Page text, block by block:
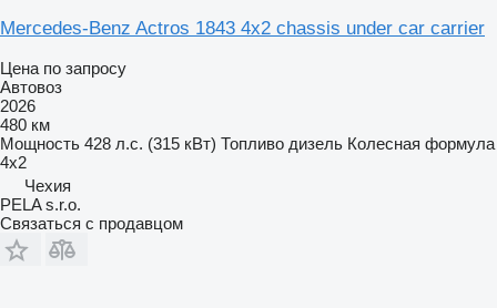
Mercedes-Benz Actros 1843 4x2 chassis under car carrier
Цена по запросу
Автовоз
2026
480 км
Мощность 428 л.с. (315 кВт) Топливо дизель Колесная формула
4x2
Чехия
PELA s.r.o.
Связаться с продавцом